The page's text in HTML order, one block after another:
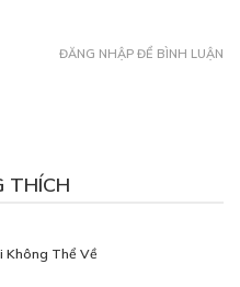
ĐĂNG NHẬP ĐỂ BÌNH LUẬN
THÍCH
Không Thể Về